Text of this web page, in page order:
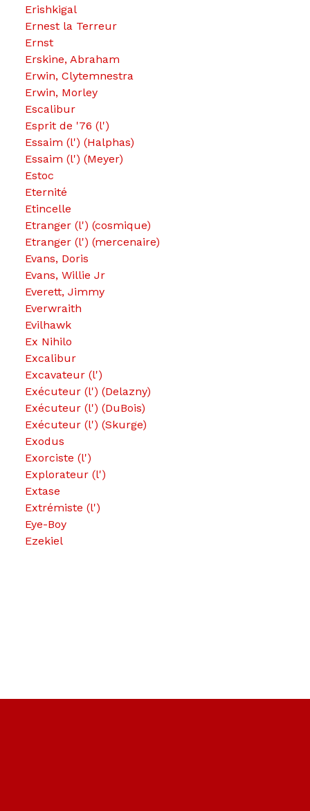
Erishkigal
Ernest la Terreur
Ernst
Erskine, Abraham
Erwin, Clytemnestra
Erwin, Morley
Escalibur
Esprit de '76 (l')
Essaim (l') (Halphas)
Essaim (l') (Meyer)
Estoc
Eternité
Etincelle
Etranger (l') (cosmique)
Etranger (l') (mercenaire)
Evans, Doris
Evans, Willie Jr
Everett, Jimmy
Everwraith
Evilhawk
Ex Nihilo
Excalibur
Excavateur (l')
Exécuteur (l') (Delazny)
Exécuteur (l') (DuBois)
Exécuteur (l') (Skurge)
Exodus
Exorciste (l')
Explorateur (l')
Extase
Extrémiste (l')
Eye-Boy
Ezekiel